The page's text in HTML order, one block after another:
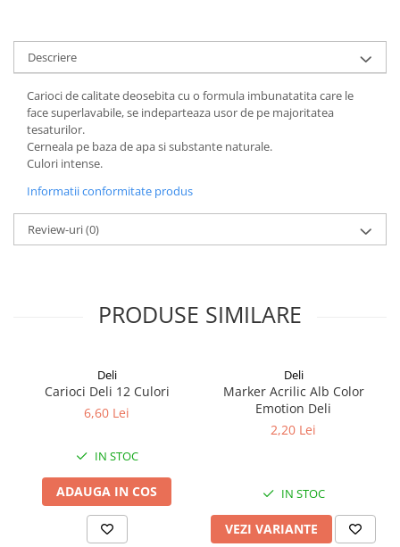
Accesorii pentru Arhivare
Caiete Mecanice
Articole Ambalare
Elastice bani
Ecusoane
Intercalatoare
Mape
Rechizite Școlare
Instrumente de Scris și Desen
Coperți Caiete / Cărți
Cretă/Burete/Table Școlare
Socotitori / Bețigașe
Articole Creative și Craft
Carioci
Creioane Colorate
Descriere
Carioci de calitate deosebita cu o formula imbunatatita care le
face superlavabile, se indeparteaza usor de pe majoritatea
tesaturilor.
Cerneala pe baza de apa si substante naturale.
Culori intense.
Informatii conformitate produs
Review-uri(0)
PRODUSE SIMILARE
Deli
Carioci Deli 12 Culori
6,60 Lei
IN STOC
ADAUGA IN COS
Deli
Marker Acrilic Alb Color
Emotion Deli
2,20 Lei
IN STOC
VEZI VARIANTE